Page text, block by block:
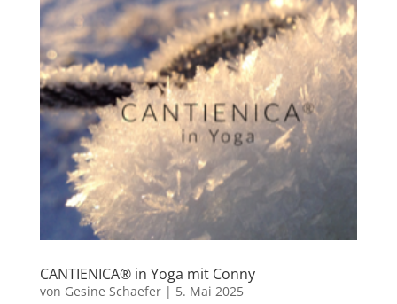
CANTIENICA® in Yoga mit Conny
von Gesine Schaefer| 5. Mai 2025